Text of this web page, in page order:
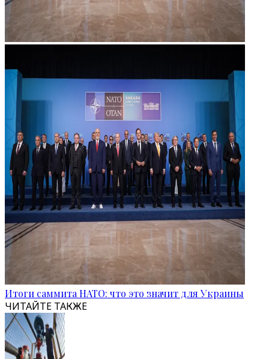
Итоги саммита НАТО: что это значит для Украины
ЧИТАЙТЕ ТАКЖЕ